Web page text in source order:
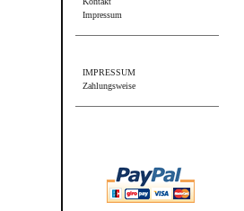
Impressum
IMPRESSUM
Zahlungsweise